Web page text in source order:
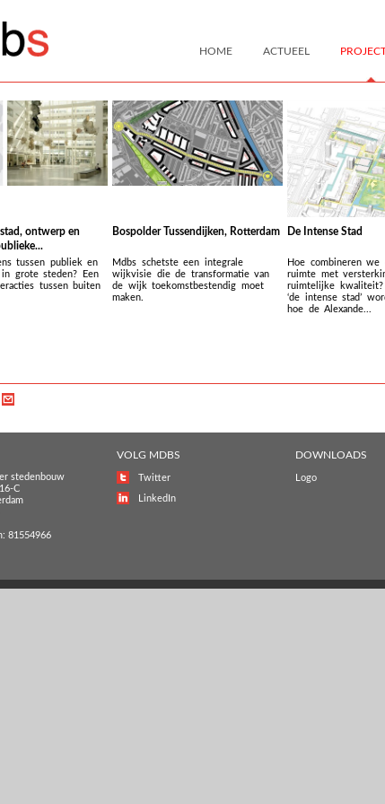
HOME ACTUEEL
ontwerp en
tussen publiek en
grote steden? Een
tussen buiten
Bospolder Tussendijken, Rotterdam
Mdbs schetste een integrale
wijkvisie die de transformatie van
de wijk toekomstbestendig moet
maken.
De Intense Stad
Hoe combineren we
ruimte met
ruimtelijke
‘de intense stad’
hoe de Alexande...
stedenbouw
C
81554966
VOLG MDBS
Twitter
LinkedIn
DOWNLOADS
Logo